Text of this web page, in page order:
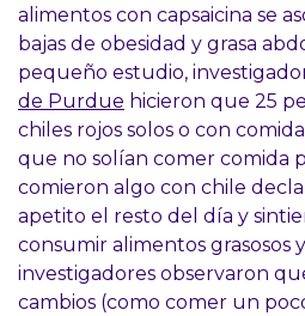
alimentos con capsaicina se
bajas de obesidad y grasa
pequeño estudio,
de Purdue hicieron que 25
chiles rojos solos o con
que no solían comer comida
comieron algo con chile
apetito el resto del día y
consumir alimentos grasosos
investigadores observaron
cambios (como comer un